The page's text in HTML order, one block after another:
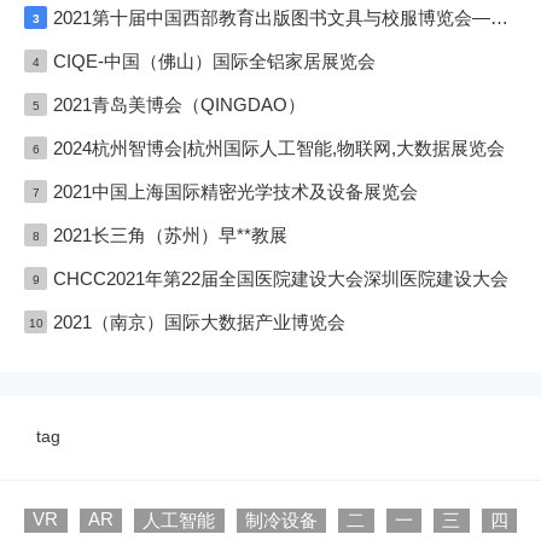
3 2021第十届中国西部教育出版图书文具与校服博览会—成渝双城展
4 CIQE-中国（佛山）国际全铝家居展览会
5 2021青岛美博会（QINGDAO）
6 2024杭州智博会|杭州国际人工智能,物联网,大数据展览会
7 2021中国上海国际精密光学技术及设备展览会
8 2021长三角（苏州）早**教展
9 CHCC2021年第22届全国医院建设大会深圳医院建设大会
10 2021（南京）国际大数据产业博览会
tag
VR AR 人工智能 制冷设备 二 一 三 四